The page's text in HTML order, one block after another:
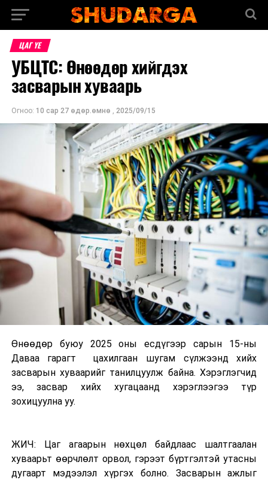
ЦАГ ҮЕ
УБЦТС: Өнөөдөр хийгдэх
засварын хуваарь
Огноо: 10 сар 27 өдөр.өмнө , 2025/09/15
Өнөөдөр буюу 2025 оны есдүгээр сарын 15-ны
Даваа гарагт цахилгаан шугам сүлжээнд хийх
засварын хуваарийг танилцуулж байна. Хэрэглэгчид
ээ, засвар хийх хугацаанд хэрэглээгээ түр
зохицуулна уу.
ЖИЧ: Цаг агаарын нөхцөл байдлаас шалтгаалан
хуваарьт өөрчлөлт орвол, гэрээт бүртгэлтэй утасны
дугаарт мэдээлэл хүргэх болно. Засварын ажлыг